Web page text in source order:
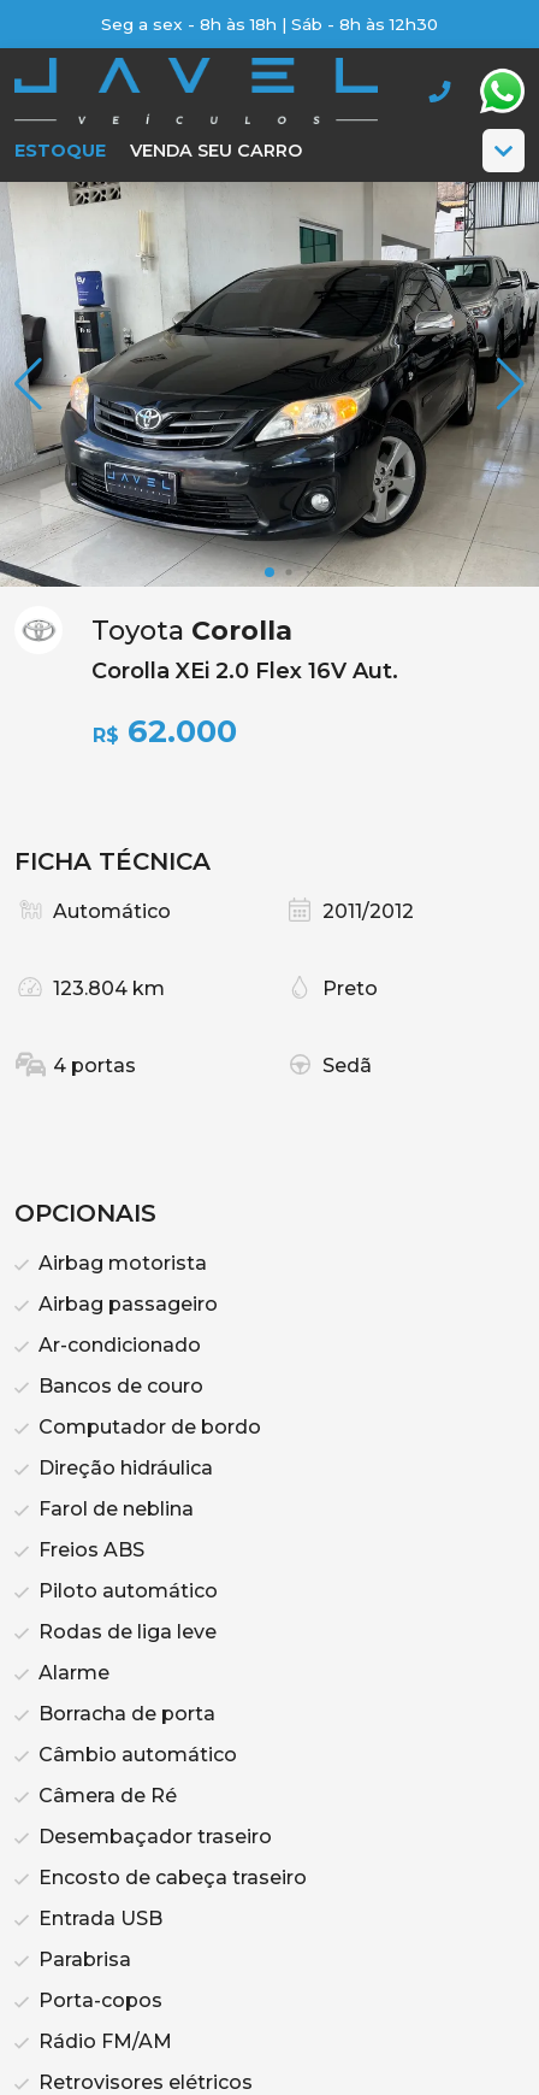
Seg a sex - 8h às 18h | Sáb - 8h às 12h30
ESTOQUE VENDA SEU CARRO
Toyota Corolla
Corolla XEi 2.0 Flex 16V Aut.
R$ 62.000
FICHA TÉCNICA
Automático 2011/2012
123.804 km Preto
4 portas Sedã
OPCIONAIS
Airbag motorista
Airbag passageiro
Ar-condicionado
Bancos de couro
Computador de bordo
Direção hidráulica
Farol de neblina
Freios ABS
Piloto automático
Rodas de liga leve
Alarme
Borracha de porta
Câmbio automático
Câmera de Ré
Desembaçador traseiro
Encosto de cabeça traseiro
Entrada USB
Parabrisa
Porta-copos
Rádio FM/AM
Retrovisores elétricos